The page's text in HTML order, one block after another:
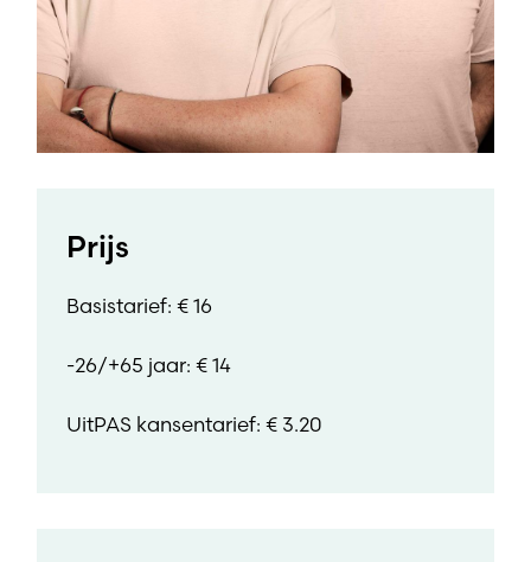
Prijs
Basistarief: € 16
-26/+65 jaar: € 14
UitPAS kansentarief: € 3.20